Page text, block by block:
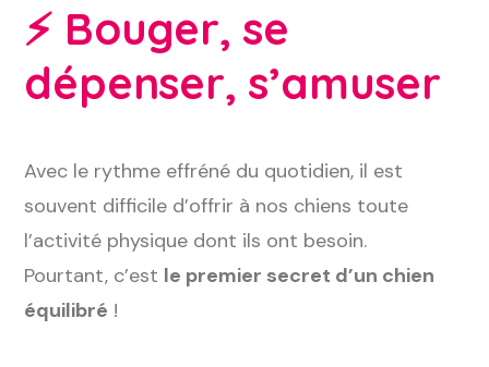
⚡ Bouger, se
dépenser, s’amuser
Avec le rythme effréné du quotidien, il est
souvent difficile d’offrir à nos chiens toute
l’activité physique dont ils ont besoin.
Pourtant, c’est le premier secret d’un chien
équilibré !